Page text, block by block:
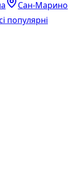
Сан-Марино
популярні